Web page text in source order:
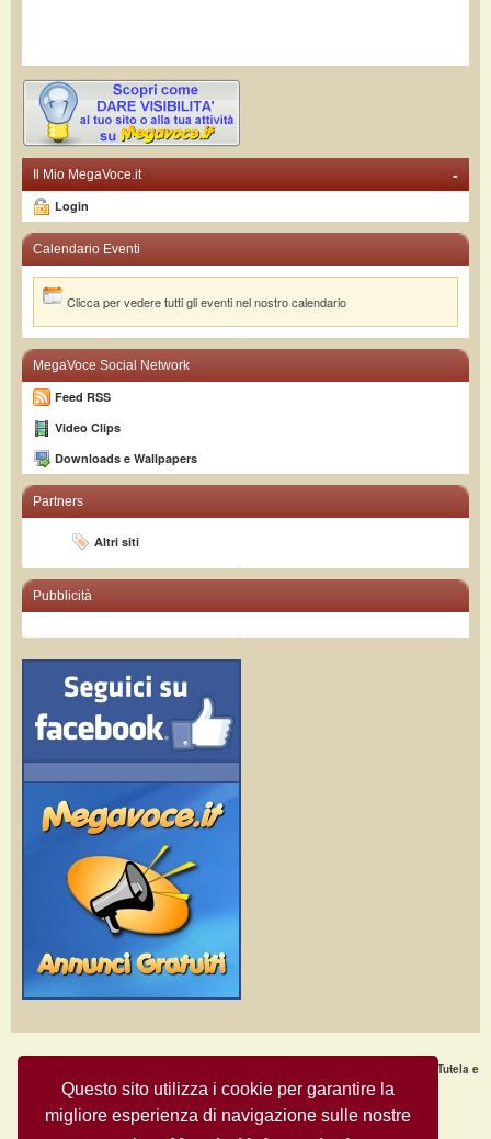
Questo sito utilizza i cookie per garantire la
migliore esperienza di navigazione sulle nostre
-
Il Mio MegaVoce.it
Login
Calendario Eventi
Clicca per vedere tutti gli eventi nel nostro calendario
MegaVoce Social Network
Feed RSS
Video Clips
Downloads e Wallpapers
Partners
Altri siti
Pubblicità
Tutela e
Sicurezza·Privacy·Aiuto
Annunci Gratuiti © Copyright 2009MegaVoce.it - All Rights Reserved.